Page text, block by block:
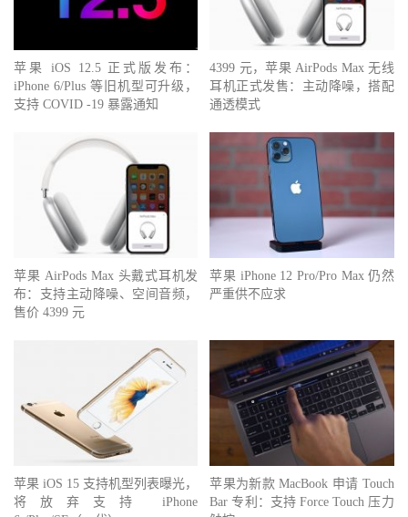
苹果 iOS 12.5 正式版发布：
iPhone 6/Plus 等旧机型可升级，
支持 COVID -19 暴露通知
4399 元，苹果 AirPods Max 无线
耳机正式发售：主动降噪，搭配
通透模式
苹果 AirPods Max 头戴式耳机发
布：支持主动降噪、空间音频，
售价 4399 元
苹果 iPhone 12 Pro/Pro Max 仍然
严重供不应求
苹果 iOS 15 支持机型列表曝光，
将放弃支持 iPhone
苹果为新款 MacBook 申请 Touch
Bar 专利：支持 Force Touch 压力